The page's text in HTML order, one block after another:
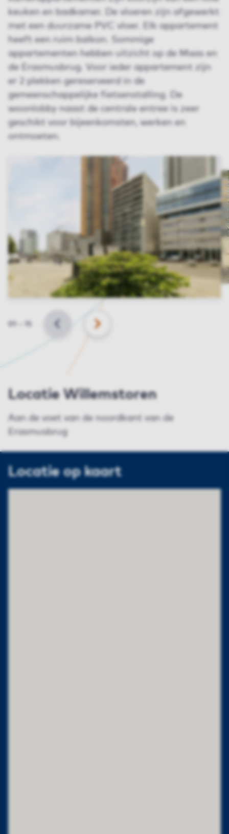
keuken en badkamer. De vloeren zijn afgewerkt
met een duurzame PVC vloer. Elk appartement
heeft een ruim balkon. Sommige
appartementen hebben uitzicht op de Maas en
de Erasmusbrug. Voor ieder appartement zijn
er 2 plekken gereserveerd in de
gemeenschappelijke fietsenstalling. De
woonlobby naast de centrale entree is zeer
geschikt voor bijeenkomsten, werken en
ontmoeten.
Slide
VORIGE VOLGENDE
Locatie Willemstoren
Aan de voet van de noordkant van de
Erasmusbrug
Locatie op kaart